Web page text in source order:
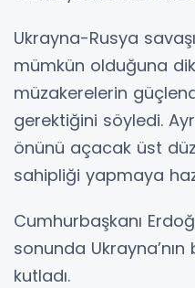
Ukrayna-Rusya
mümkün olduğuna
müzakerelerin
gerektiğini söyledi.
önünü açacak üst
sahipliği yapmaya
Cumhurbaşkanı
sonunda Ukrayna’nın
kutladı.